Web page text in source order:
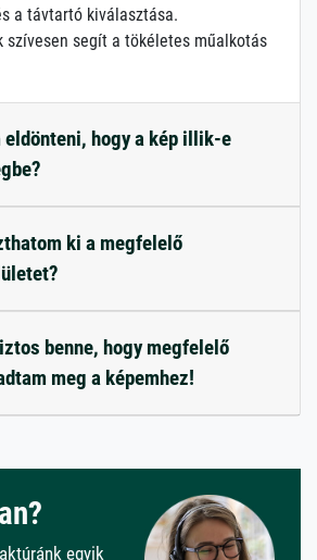
a távtartó kiválasztása.
szívesen segít a tökéletes műalkotás
eldönteni, hogy a kép illik-e
ki a megfelelő
benne, hogy megfelelő
meg a képemhez!
egyik